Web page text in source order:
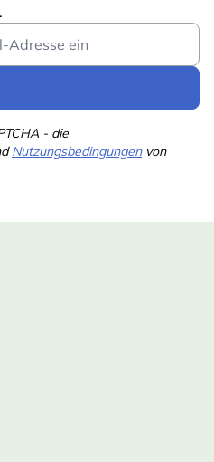
- die
Nutzungsbedingungenvon